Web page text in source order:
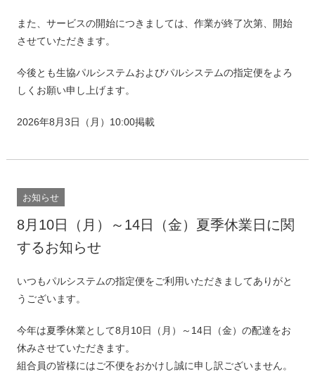
また、サービスの開始につきましては、作業が終了次第、開始
させていただきます。
今後とも生協パルシステムおよびパルシステムの指定便をよろ
しくお願い申し上げます。
2026年8月3日（月）10:00掲載
お知らせ
8月10日（月）～14日（金）夏季休業日に関
するお知らせ
いつもパルシステムの指定便をご利用いただきましてありがと
うございます。
今年は夏季休業として8月10日（月）～14日（金）の配達をお
休みさせていただきます。
組合員の皆様にはご不便をおかけし誠に申し訳ございません。